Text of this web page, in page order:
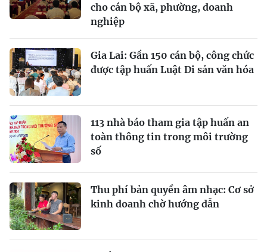
cho cán bộ xã, phường, doanh
nghiệp
Gia Lai: Gần 150 cán bộ, công chức
được tập huấn Luật Di sản văn hóa
113 nhà báo tham gia tập huấn an
toàn thông tin trong môi trường
số
Thu phí bản quyền âm nhạc: Cơ sở
kinh doanh chờ hướng dẫn